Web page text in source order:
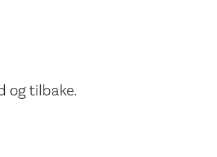
og tilbake.